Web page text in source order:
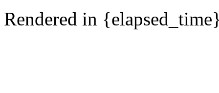
Rendered in